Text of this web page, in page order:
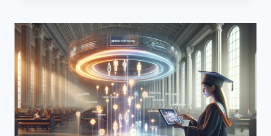
FUFFA:
GUIDA
PRATICA
PER
OVER
40
NELLE
PMI
TRA